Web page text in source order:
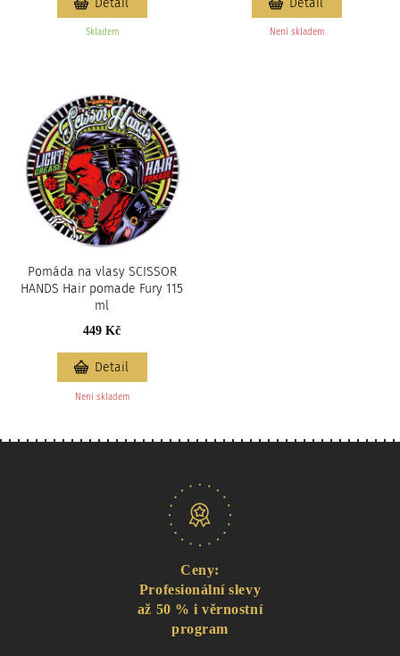
Skladem
Detail
Není skladem
Detail
Pomáda na vlasy SCISSOR
HANDS Hair pomade Fury 115
ml
449 Kč
Není skladem
Detail
Ceny:
Profesionální slevy
až 50 % i věrnostní
program